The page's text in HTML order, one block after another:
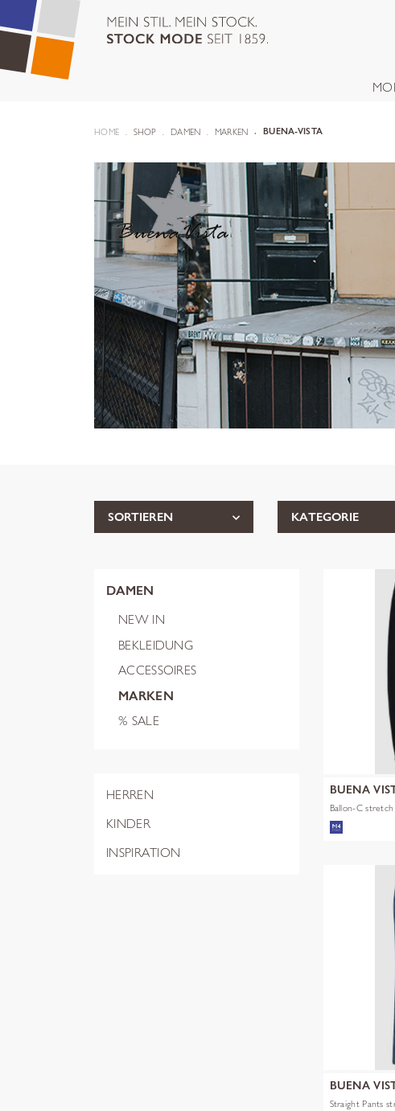
HOME SHOP DAMEN MARKEN BUENA-VISTA
SORTIEREN KATEGORIE
DAMEN
NEW IN
BEKLEIDUNG
ACCESSOIRES
MARKEN
% SALE
HERREN
KINDER
INSPIRATION
BUENA
Ballon-C
BUENA
Straight Pants